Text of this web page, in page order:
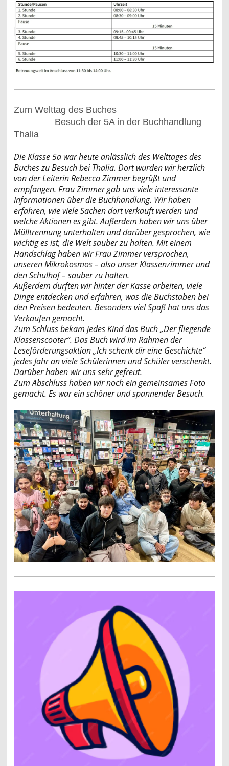
Zum Welttag des Buches
Besuch der 5A in der Buchhandlung
Thalia
Die Klasse 5a war heute anlässlich des Welttages des
Buches zu Besuch bei Thalia. Dort wurden wir herzlich
von der Leiterin Rebecca Zimmer begrüßt und
empfangen. Frau Zimmer gab uns viele interessante
Informationen über die Buchhandlung. Wir haben
erfahren, wie viele Sachen dort verkauft werden und
welche Aktionen es gibt. Außerdem haben wir uns über
Mülltrennung unterhalten und darüber gesprochen, wie
wichtig es ist, die Welt sauber zu halten. Mit einem
Handschlag haben wir Frau Zimmer versprochen,
unseren Mikrokosmos – also unser Klassenzimmer und
den Schulhof – sauber zu halten.
Außerdem durften wir hinter der Kasse arbeiten, viele
Dinge entdecken und erfahren, was die Buchstaben bei
den Preisen bedeuten. Besonders viel Spaß hat uns das
Verkaufen gemacht.
Zum Schluss bekam jedes Kind das Buch „Der fliegende
Klassenscooter“. Das Buch wird im Rahmen der
Leseförderungsaktion „Ich schenk dir eine Geschichte“
jedes Jahr an viele Schülerinnen und Schüler verschenkt.
Darüber haben wir uns sehr gefreut.
Zum Abschluss haben wir noch ein gemeinsames Foto
gemacht. Es war ein schöner und spannender Besuch.